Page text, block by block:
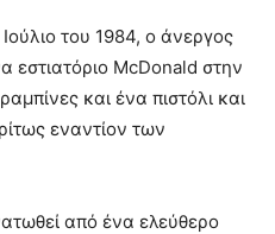
του 1984, ο άνεργος
McDonald στην
και ένα πιστόλι και
εναντίον των
από ένα ελεύθερο